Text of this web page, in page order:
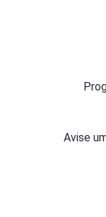
Avise